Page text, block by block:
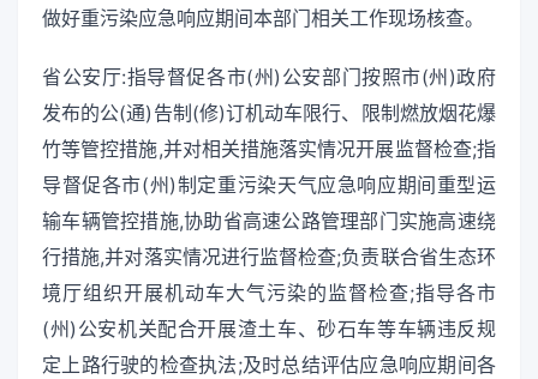
做好重污染应急响应期间本部门相关工作现场核查。
省公安厅:指导督促各市(州)公安部门按照市(州)政府
发布的公(通)告制(修)订机动车限行、限制燃放烟花爆
竹等管控措施,并对相关措施落实情况开展监督检查;指
导督促各市(州)制定重污染天气应急响应期间重型运
输车辆管控措施,协助省高速公路管理部门实施高速绕
行措施,并对落实情况进行监督检查;负责联合省生态环
境厅组织开展机动车大气污染的监督检查;指导各市
(州)公安机关配合开展渣土车、砂石车等车辆违反规
定上路行驶的检查执法;及时总结评估应急响应期间各